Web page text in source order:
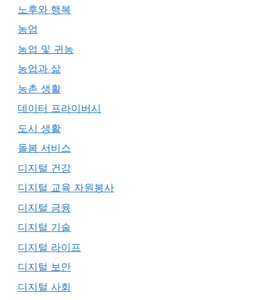
노후와 행복
농업
농업 및 귀농
농업과 삶
농촌 생활
데이터 프라이버시
도시 생활
돌봄 서비스
디지털 건강
디지털 교육 자원봉사
디지털 금융
디지털 기술
디지털 라이프
디지털 보안
디지털 사회